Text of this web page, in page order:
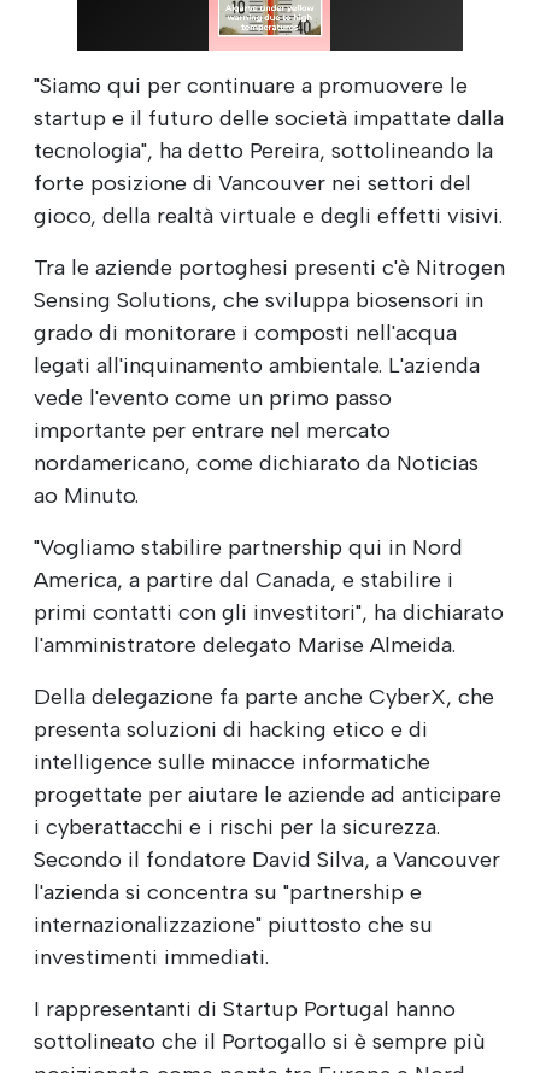
"Siamo qui per continuare a promuovere le
startup e il futuro delle società impattate dalla
tecnologia", ha detto Pereira, sottolineando la
forte posizione di Vancouver nei settori del
gioco, della realtà virtuale e degli effetti visivi.
Tra le aziende portoghesi presenti c'è Nitrogen
Sensing Solutions, che sviluppa biosensori in
grado di monitorare i composti nell'acqua
legati all'inquinamento ambientale. L'azienda
vede l'evento come un primo passo
importante per entrare nel mercato
nordamericano, come dichiarato da Noticias
ao Minuto.
"Vogliamo stabilire partnership qui in Nord
America, a partire dal Canada, e stabilire i
primi contatti con gli investitori", ha dichiarato
l'amministratore delegato Marise Almeida.
Della delegazione fa parte anche CyberX, che
presenta soluzioni di hacking etico e di
intelligence sulle minacce informatiche
progettate per aiutare le aziende ad anticipare
i cyberattacchi e i rischi per la sicurezza.
Secondo il fondatore David Silva, a Vancouver
l'azienda si concentra su "partnership e
internazionalizzazione" piuttosto che su
investimenti immediati.
I rappresentanti di Startup Portugal hanno
sottolineato che il Portogallo si è sempre più